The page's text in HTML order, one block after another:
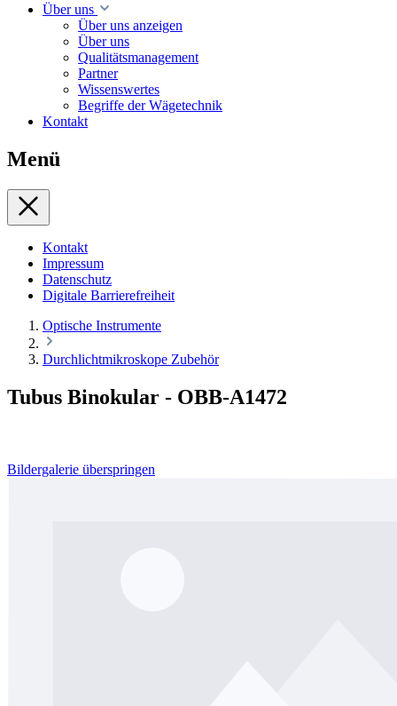
Über uns
Über uns anzeigen
Über uns
Qualitätsmanagement
Partner
Wissenswertes
Begriffe der Wägetechnik
Kontakt
Menü
Kontakt
Impressum
Datenschutz
Digitale Barrierefreiheit
Optische Instrumente
Durchlichtmikroskope Zubehör
Tubus Binokular - OBB-A1472
Bildergalerie überspringen